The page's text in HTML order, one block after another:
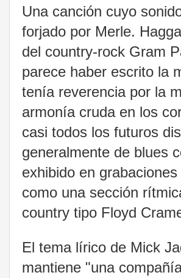
Una canción cuyo
forjado por Merle.
del country-rock Gram
parece haber escrito la
tenía reverencia por la
armonía cruda en los
casi todos los futuros
generalmente de blues
exhibido en
como una sección
country tipo Floyd
El tema lírico de Mick
mantiene "una